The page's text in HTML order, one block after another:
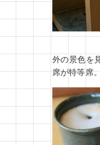
外の景色を
席が特等席